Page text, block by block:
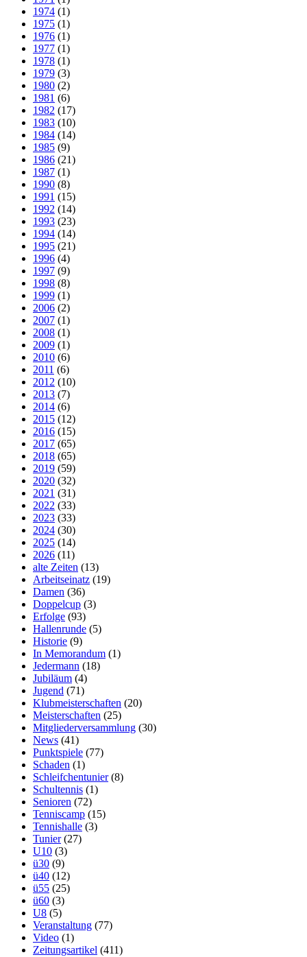
1974 (1)
1975 (1)
1976 (1)
1977 (1)
1978 (1)
1979 (3)
1980 (2)
1981 (6)
1982 (17)
1983 (10)
1984 (14)
1985 (9)
1986 (21)
1987 (1)
1990 (8)
1991 (15)
1992 (14)
1993 (23)
1994 (14)
1995 (21)
1996 (4)
1997 (9)
1998 (8)
1999 (1)
2006 (2)
2007 (1)
2008 (1)
2009 (1)
2010 (6)
2011 (6)
2012 (10)
2013 (7)
2014 (6)
2015 (12)
2016 (15)
2017 (65)
2018 (65)
2019 (59)
2020 (32)
2021 (31)
2022 (33)
2023 (33)
2024 (30)
2025 (14)
2026 (11)
alte Zeiten (13)
Arbeitseinatz (19)
Damen (36)
Doppelcup (3)
Erfolge (93)
Hallenrunde (5)
Historie (9)
In Memorandum (1)
Jedermann (18)
Jubiläum (4)
Jugend (71)
Klubmeisterschaften (20)
Meisterschaften (25)
Mitgliederversammlung (30)
News (41)
Punktspiele (77)
Schaden (1)
Schleifchentunier(8)
Schultennis (1)
Senioren (72)
Tenniscamp (15)
Tennishalle (3)
Tunier(27)
U10 (3)
ü30 (9)
ü40 (12)
ü55 (25)
ü60 (3)
U8 (5)
Veranstaltung (77)
Video (1)
Zeitungsartikel (411)